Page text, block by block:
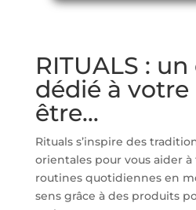
RITUALS :
dédié à votre
être…
Rituals s’inspire des
orientales pour vous aider
routines quotidiennes en
sens grâce à des produits